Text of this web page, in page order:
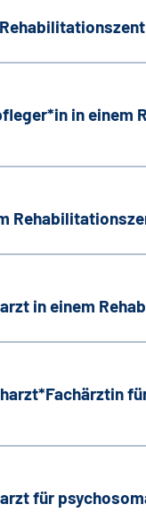
in einem
in einem
für